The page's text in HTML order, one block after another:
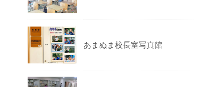
あまぬま校長室写真館